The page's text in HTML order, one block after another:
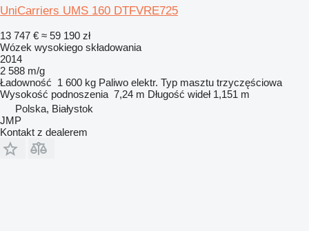
UniCarriers UMS 160 DTFVRE725
13 747 € ≈ 59 190 zł
Wózek wysokiego składowania
2014
2 588 m/g
Ładowność 1 600 kg Paliwo elektr. Typ masztu trzyczęściowa
Wysokość podnoszenia 7,24 m Długość wideł 1,151 m
Polska, Białystok
JMP
Kontakt z dealerem